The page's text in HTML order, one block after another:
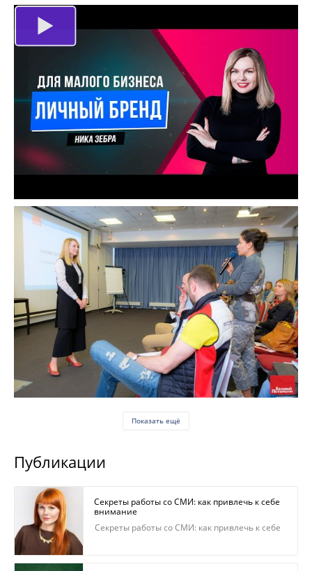
Показать ещё
Публикации
Секреты работы со СМИ: как привлечь к себе
внимание
Секреты работы со СМИ: как привлечь к себе